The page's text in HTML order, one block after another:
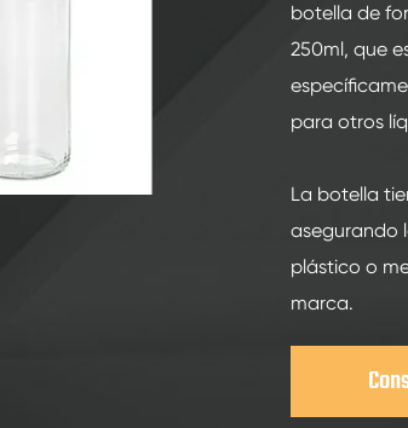
250ml botellas de vidrio de bebidas espirituosas
150ml botellas de vidrio de bebidas espirituosas
botella de
250ml, que
para otros
La botella
asegurando
plástico o
marca.